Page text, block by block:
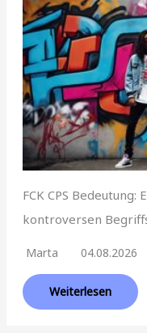
FCK CPS Bedeutung:
kontroversen
Marta 04.08.2026
Weiterlesen